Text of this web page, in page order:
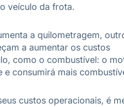
veículo da frota.
a quilometragem,
a aumentar os custos
como o combustível: o
e consumirá mais
custos operacionais, é